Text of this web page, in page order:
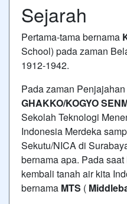
Sejarah
Pertama-tama bernama
School) pada zaman
1912-1942.
Pada zaman
GHAKKO/KOGYO
Sekolah Teknologi
Indonesia Merdeka
Sekutu/NICA di
bernama apa. Pada
kembali tanah air kita
bernama MTS (